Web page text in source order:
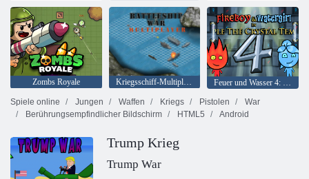
Zombs Royale Kriegsschiff-Multiplayer
Feuer und Wasser 4: Kristalltempel
Spiele online
Jungen Waffen Kriegs Pistolen
War
Berührungsempfindlicher Bildschirm
HTML5 Android
Trump Krieg
Trump War